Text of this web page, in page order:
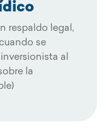
respaldo legal,
se
al
la